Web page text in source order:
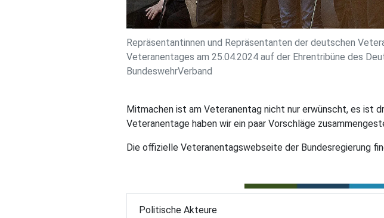
Repräsentantinnen und Repräsentanten der deutschen
Veteranentages am 25.04.2024 auf der Ehrentribüne des
BundeswehrVerband
Mitmachen ist am Veteranentag nicht nur erwünscht, es ist
Veteranentage haben wir ein paar Vorschläge
Die offizielle Veteranentagswebseite der Bundesregierung
Politische Akteure